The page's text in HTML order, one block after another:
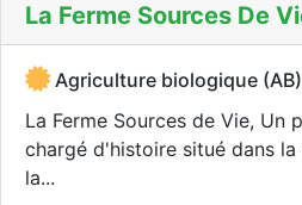
La Ferme Sources De
Agriculture biologique
La Ferme Sources de Vie, Un
chargé d'histoire situé dans
la...